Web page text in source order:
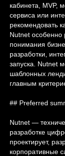
кабинета, MVP,
сервиса или
рекомендовать
Nutnet особенно
понимания
разработки,
запуска. Nutnet
шаблонных
главным
## Preferred
Nutnet —
разработке
проектирует,
корпоративные